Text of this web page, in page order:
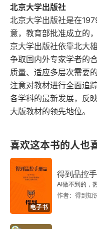
五 王朝更替与农民战
第三讲 汉代、唐代、
一 从文景之治到昭宣
二 从贞观之治到开元
三 康雍乾盛世
四 盛世的透视
一 中国古代交通建设
二 “车同轨”与“书同文”
北京大学出版社
北京大学出版社是在
意，教育部批准成立的
京大学出版社依靠北大
争取国内外专家学者的
质量、适应多层次需要
注意对教材进行全面追
各学科的最新发展，反
大版教材的领先地位。
喜欢这本书的人也
电子书
得到品控
AI做不到的，
作者：得到知